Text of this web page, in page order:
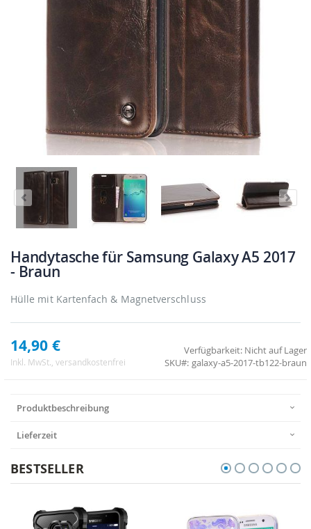
Handytasche für Samsung Galaxy A5 2017
- Braun
Hülle mit Kartenfach & Magnetverschluss
14,90 €
Inkl. MwSt. , versandkostenfrei
Verfügbarkeit: Nicht auf Lager
SKU
galaxy-a5-2017-tb122-braun
Produktbeschreibung
Lieferzeit
BESTSELLER